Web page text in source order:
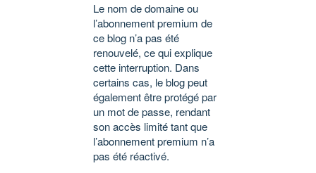
Le nom de domaine ou
l’abonnement premium de
ce blog n’a pas été
renouvelé, ce qui explique
cette interruption. Dans
certains cas, le blog peut
également être protégé par
un mot de passe, rendant
son accès limité tant que
l’abonnement premium n’a
pas été réactivé.